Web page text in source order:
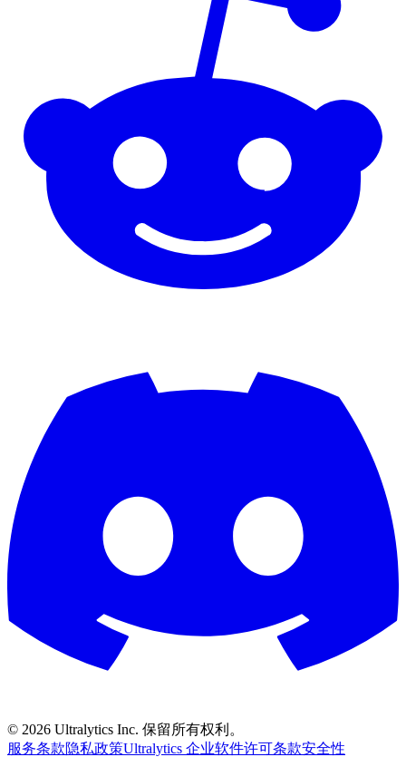
© 2026 Ultralytics Inc. 保留所有权利。
服务条款隐私政策Ultralytics 企业软件许可条款安全性